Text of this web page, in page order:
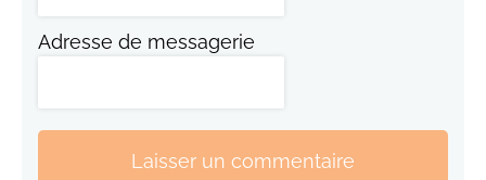
Adresse de messagerie
Laisser un commentaire